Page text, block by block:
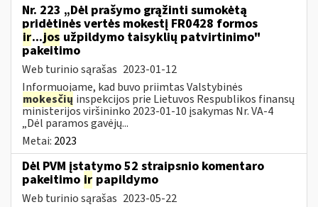
Nr. 223 „Dėl prašymo grąžinti sumokėtą
pridėtinės vertės mokestį FR0428 formos
ir...jos užpildymo taisyklių patvirtinimo"
pakeitimo
Web turinio sąrašas 2023-01-12
Informuojame, kad buvo priimtas Valstybinės
mokesčių inspekcijos prie Lietuvos Respublikos finansų
ministerijos viršininko 2023-01-10 įsakymas Nr. VA-4
„Dėl paramos gavėjų...
Metai: 2023
Dėl PVM įstatymo 52 straipsnio komentaro
pakeitimo ir papildymo
Web turinio sąrašas 2023-05-22